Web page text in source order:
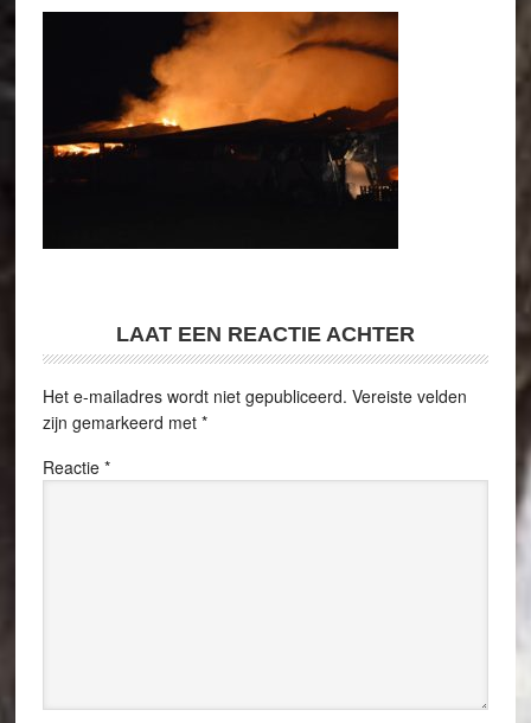
LAAT EEN REACTIE ACHTER
Het e-mailadres wordt niet gepubliceerd. Vereiste velden
zijn gemarkeerd met *
Reactie *